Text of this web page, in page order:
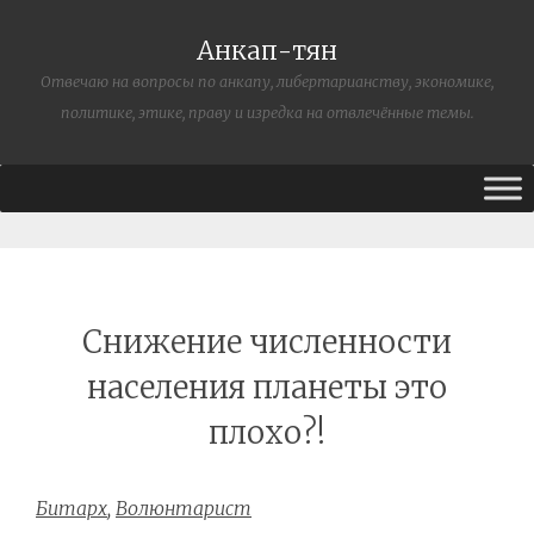
Анкап-тян
Отвечаю на вопросы по анкапу, либертарианству, экономике,
политике, этике, праву и изредка на отвлечённые темы.
Снижение численности
населения планеты это
плохо?!
Битарх, Волюнтарист